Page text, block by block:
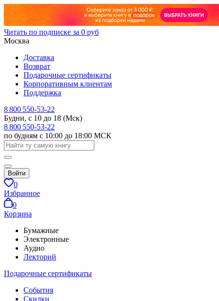
Читать по подписке за 0 руб
Москва
Доставка
Возврат
Подарочные сертификаты
Корпоративным клиентам
Поддержка
8 800 550-53-22
Будни, с 10 до 18 (Мск)
8 800 550-53-22
по будням с 10:00 до 18:00 МСК
Войти
0
Избранное
0
Корзина
Бумажные
Электронные
Аудио
Лекторий
Подарочные сертификаты
События
Скидки